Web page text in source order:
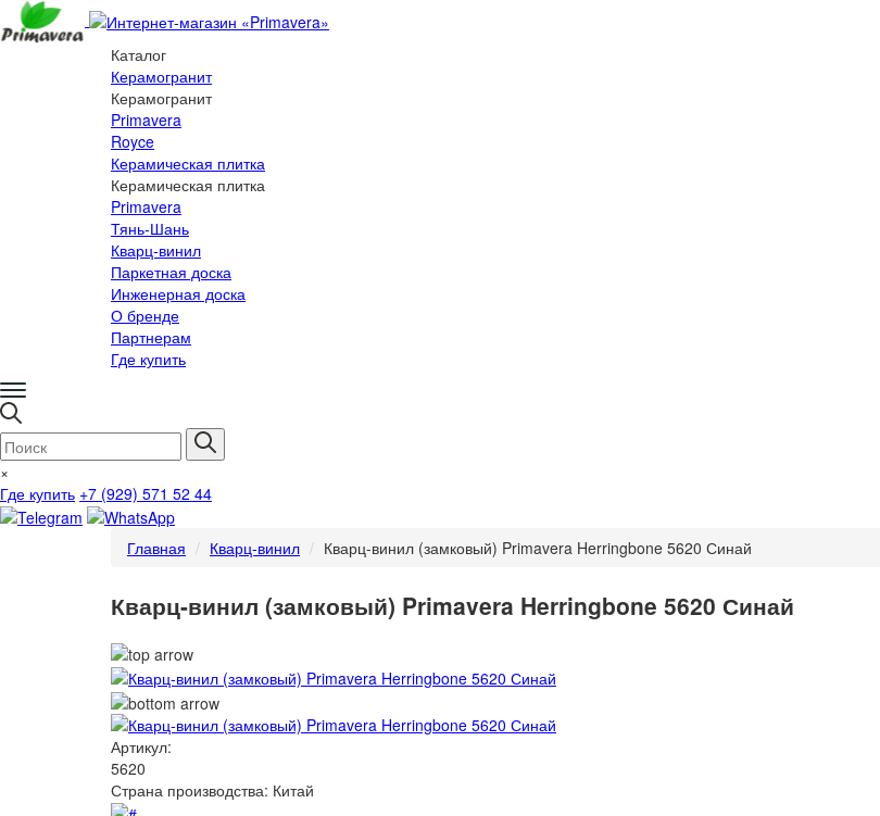
Каталог
Керамогранит
Керамогранит
Primavera
Royce
Керамическая плитка
Керамическая плитка
Primavera
Тянь-Шань
Кварц-винил
Паркетная доска
Инженерная доска
О бренде
Партнерам
Где купить
×
Где купить +7 (929) 571 52 44
Главная Кварц-винил Кварц-винил (замковый) Primavera Herringbone 5620 Синай
Кварц-винил (замковый) Primavera Herringbone 5620 Синай
Артикул:
5620
Страна производства: Китай